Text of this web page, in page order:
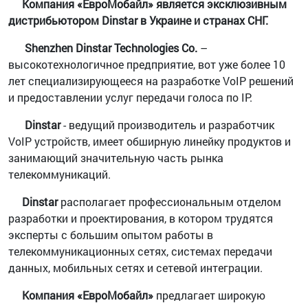
Компания «ЕвроМобайл» является эксклюзивным
дистрибьютором Dinstarв Украине и странах СНГ.
Shenzhen Dinstar Technologies Co. –
высокотехнологичное предприятие, вот уже более 10
лет специализирующееся на разработке VoIP решений
и предоставлении услуг передачи голоса по IP.
Dinstar- ведущий производитель и разработчик
VoIP устройств, имеет обширную линейку продуктов и
занимающий значительную часть рынка
телекоммуникаций.
Dinstarрасполагает профессиональным отделом
разработки и проектирования, в котором трудятся
эксперты с большим опытом работы в
телекоммуникационных сетях, системах передачи
данных, мобильных сетях и сетевой интеграции.
Компания «ЕвроМобайл» предлагает широкую